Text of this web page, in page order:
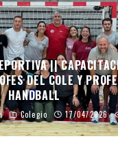
||
DEL COLE Y
HANDBALL
Colegio 17/04/2026